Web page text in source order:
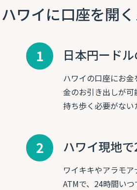
ハワイに口座を開
1 日本円ード
ハワイの口座にお
金のお引き出しが
持ち歩く必要がない
2 ハワイ現地
ワイキキやアラモ
ATMで、24時間い